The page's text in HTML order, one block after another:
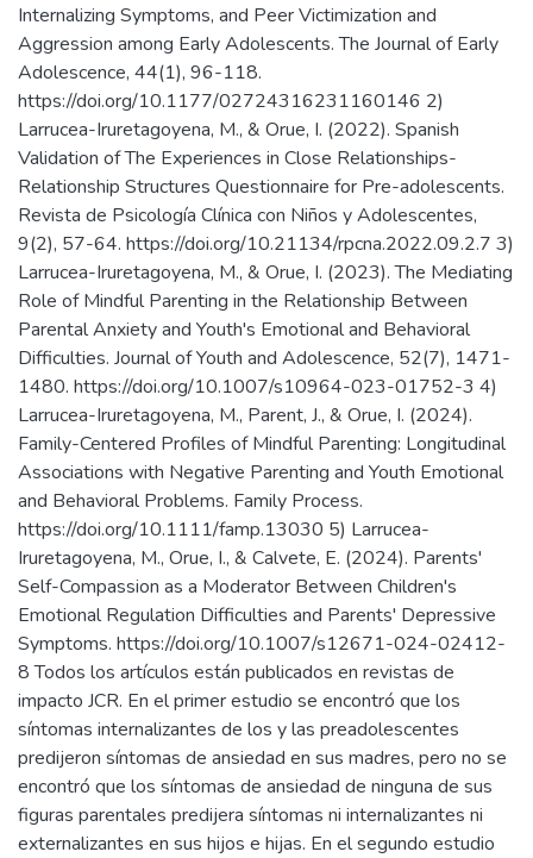
Internalizing Symptoms, and Peer Victimization and
Aggression among Early Adolescents. The Journal of Early
Adolescence, 44(1), 96-118.
https://doi.org/10.1177/02724316231160146 2)
Larrucea-Iruretagoyena, M., & Orue, I. (2022). Spanish
Validation of The Experiences in Close Relationships-
Relationship Structures Questionnaire for Pre-adolescents.
Revista de Psicología Clínica con Niños y Adolescentes,
9(2), 57-64. https://doi.org/10.21134/rpcna.2022.09.2.7 3)
Larrucea-Iruretagoyena, M., & Orue, I. (2023). The Mediating
Role of Mindful Parenting in the Relationship Between
Parental Anxiety and Youth's Emotional and Behavioral
Difficulties. Journal of Youth and Adolescence, 52(7), 1471-
1480. https://doi.org/10.1007/s10964-023-01752-3 4)
Larrucea-Iruretagoyena, M., Parent, J., & Orue, I. (2024).
Family-Centered Profiles of Mindful Parenting: Longitudinal
Associations with Negative Parenting and Youth Emotional
and Behavioral Problems. Family Process.
https://doi.org/10.1111/famp.13030 5) Larrucea-
Iruretagoyena, M., Orue, I., & Calvete, E. (2024). Parents'
Self-Compassion as a Moderator Between Children's
Emotional Regulation Difficulties and Parents' Depressive
Symptoms. https://doi.org/10.1007/s12671-024-02412-
8 Todos los artículos están publicados en revistas de
impacto JCR. En el primer estudio se encontró que los
síntomas internalizantes de los y las preadolescentes
predijeron síntomas de ansiedad en sus madres, pero no se
encontró que los síntomas de ansiedad de ninguna de sus
figuras parentales predijera síntomas ni internalizantes ni
externalizantes en sus hijos e hijas. En el segundo estudio